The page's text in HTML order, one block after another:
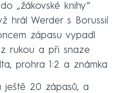
„žákovské knihy“
hrál Werder s Borussií
zápasu vypadl
z rukou a při snaze
prohra 1:2 a známka
ještě 20 zápasů, a